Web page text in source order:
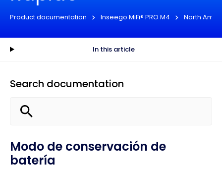
Product documentation Inseego MiFi® PRO M4 North
In this article
Search documentation
Modo de conservación de
batería